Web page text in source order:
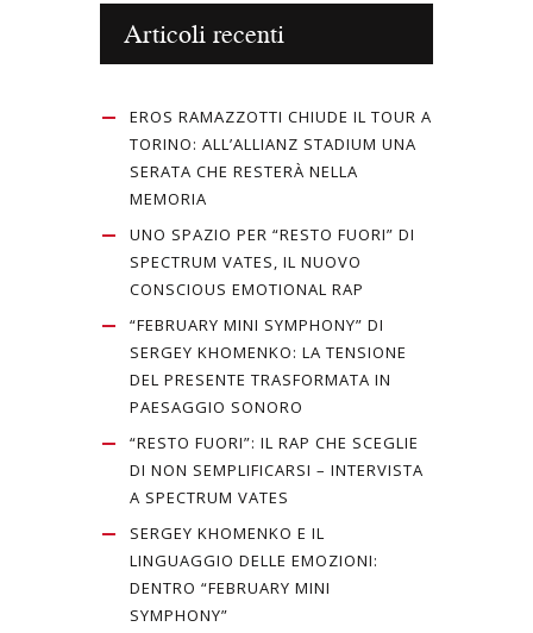
Articoli recenti
EROS RAMAZZOTTI CHIUDE IL TOUR A
TORINO: ALL’ALLIANZ STADIUM UNA
SERATA CHE RESTERÀ NELLA
MEMORIA
UNO SPAZIO PER “RESTO FUORI” DI
SPECTRUM VATES, IL NUOVO
CONSCIOUS EMOTIONAL RAP
“FEBRUARY MINI SYMPHONY” DI
SERGEY KHOMENKO: LA TENSIONE
DEL PRESENTE TRASFORMATA IN
PAESAGGIO SONORO
“RESTO FUORI”: IL RAP CHE SCEGLIE
DI NON SEMPLIFICARSI – INTERVISTA
A SPECTRUM VATES
SERGEY KHOMENKO E IL
LINGUAGGIO DELLE EMOZIONI:
DENTRO “FEBRUARY MINI
SYMPHONY”